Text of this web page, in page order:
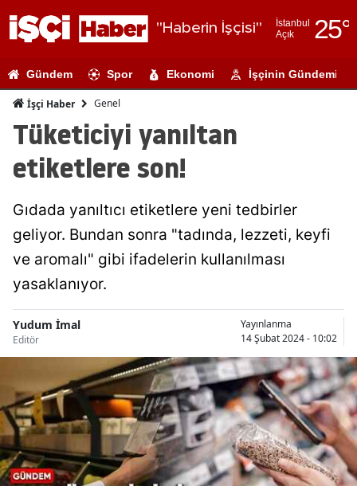
"Haberin İşçisi"
İstanbul
Açık
25°
Adıyaman
Ankara
Antalya
Aydın
Balıkesir
Bilecik
Bingöl
Bitlis
Bolu
Gündem Spor Ekonomi İşçinin Gündemi
İşçi Haber Genel
Tüketiciyi yanıltan
etiketlere son!
Gıdada yanıltıcı etiketlere yeni tedbirler
geliyor. Bundan sonra "tadında, lezzeti, keyfi
ve aromalı" gibi ifadelerin kullanılması
yasaklanıyor.
Yudum İmal
Editör
Yayınlanma
14 Şubat 2024 - 10:02